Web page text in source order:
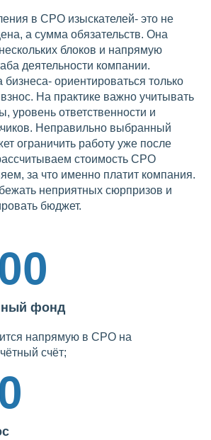
в СРО изыскателей- это не
а сумма обязательств. Она
блоков и напрямую
деятельности компании.
ориентироваться только
На практике важно учитывать
уровень ответственности и
Неправильно выбранный
ограничить работу уже после
стоимость СРО
за что именно платит компания.
неприятных сюрпризов и
бюджет.
фонд
напрямую в СРО на
счёт;